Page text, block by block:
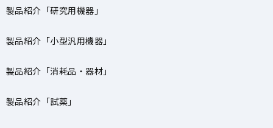
製品紹介「研究用機器」
製品紹介「小型汎用機器」
製品紹介「消耗品・器材」
製品紹介「試薬」